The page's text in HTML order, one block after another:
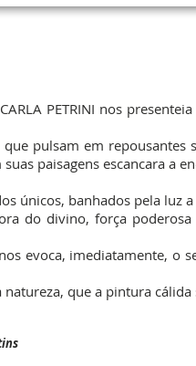
PETRINI nos
pulsam em repousantes
paisagens escancara a
únicos, banhados pela luz
do divino, força
evoca, imediatamente,
natureza, que a pintura